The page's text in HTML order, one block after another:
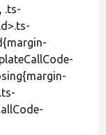
.ts-